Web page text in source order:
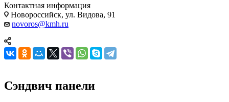
Контактная информация
Новороссийск, ул. Видова, 91
novoros@kmh.ru
Сэндвич панели